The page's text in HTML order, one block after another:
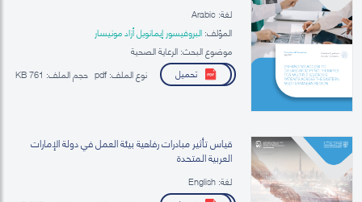
لغة: Arabic
المؤلف: البروفيسور إيمانويل أزاد مونيسار
موضوع البحث: الرعاية الصحية
تحميل
نوع الملف: حجم الملف:
قياس تأثير مبادرات رفاهية بيئة العمل في دولة الإمارات
العربية المتحدة
لغة: English